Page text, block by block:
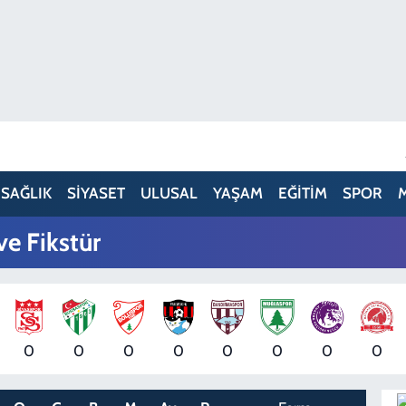
SAĞLIK SİYASET ULUSAL YAŞAM EĞİTİM SPOR
Fikstür
0 0 0 0 0 0 0 0